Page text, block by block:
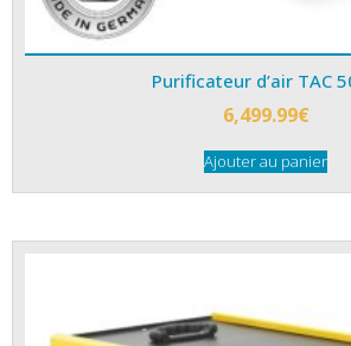
Purificateur d’air TAC
6,499.99€
Ajouter au panier